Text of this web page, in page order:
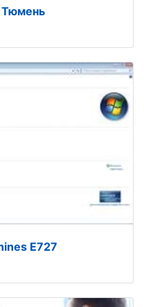
Тюмень
E727